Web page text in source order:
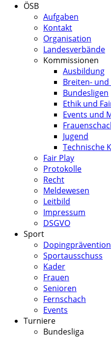
ÖSB
Aufgaben
Kontakt
Organisation
Landesverbände
Kommissionen
Ausbildung
Breiten- und
Bundesligen
Ethik und
Events und
Jugend
Technische
Fair Play
Protokolle
Recht
Meldewesen
Leitbild
Impressum
DSGVO
Sport
Dopingprävention
Sportausschuss
Kader
Frauen
Senioren
Fernschach
Events
Turniere
Bundesliga